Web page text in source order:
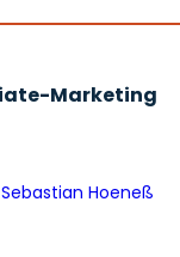
Marketing